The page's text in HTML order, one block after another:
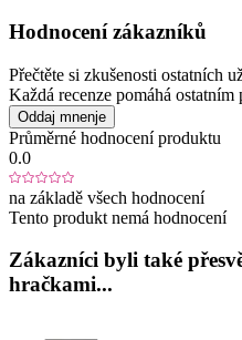
Hodnocení zákazníků
Přečtěte si zkušenosti ostatních
Každá recenze pomáhá
Oddaj mnenje
Průměrné hodnocení produktu
0.0
na základě všech hodnocení
Tento produkt nemá hodnocení
Zákazníci byli také
hračkami...